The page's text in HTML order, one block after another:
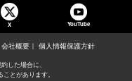
X YouTube
会社概要 個人情報保護方針
した場合に、
とがあります。